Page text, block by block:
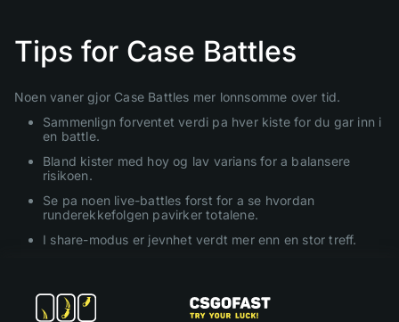
Tips for Case Battles
Noen vaner gjor Case Battles mer lonnsomme over tid.
Sammenlign forventet verdi pa hver kiste for du gar inn i
en battle.
Bland kister med hoy og lav varians for a balansere
risikoen.
Se pa noen live-battles forst for a se hvordan
runderekkefolgen pavirker totalene.
I share-modus er jevnhet verdt mer enn en stor treff.